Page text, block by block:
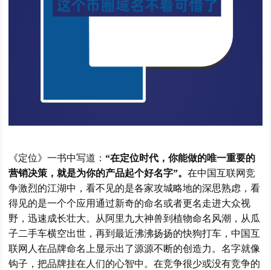
《定位》一书中写道：“在定位时代，你能做的唯一重要的
营销决策，就是为你的产品起个好名字”。在中国互联网竞
争激烈的江湖中，看不见的是各家攻城略地的深思熟虑，看
得见的是一个个应用通过新奇的命名或者更名走进大众视
野，迅速成长壮大。从阿里九大神兽到植物命名风潮，从瓜
子二手车横空出世，再到最近沸沸扬扬的快狗打车，中国互
联网人在品牌命名上显示出了源源不断的创造力。名字就像
钩子，把品牌挂在人们的心智中。在竞争很少或没有竞争的